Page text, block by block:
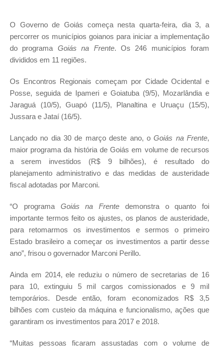
O Governo de Goiás começa nesta quarta-feira, dia 3, a
percorrer os municípios goianos para iniciar a implementação
do programa Goiás na Frente. Os 246 municípios foram
divididos em 11 regiões.
Os Encontros Regionais começam por Cidade Ocidental e
Posse, seguida de Ipameri e Goiatuba (9/5), Mozarlândia e
Jaraguá (10/5), Guapó (11/5), Planaltina e Uruaçu (15/5),
Jussara e Jataí (16/5).
Lançado no dia 30 de março deste ano, oGoiás na Frente,
maior programa da história de Goiás em volume de recursos
a serem investidos (R$ 9 bilhões), é resultado do
planejamento administrativo e das medidas de austeridade
fiscal adotadas por Marconi.
“O programa Goiás na Frente demonstra o quanto foi
importante termos feito os ajustes, os planos de austeridade,
para retomarmos os investimentos e sermos o primeiro
Estado brasileiro a começar os investimentos a partir desse
ano”, frisou o governador Marconi Perillo.
Ainda em 2014, ele reduziu o número de secretarias de 16
para 10, extinguiu 5 mil cargos comissionados e 9 mil
temporários. Desde então, foram economizados R$ 3,5
bilhões com custeio da máquina e funcionalismo, ações que
garantiram os investimentos para 2017 e 2018.
“Muitas pessoas ficaram assustadas com o volume de